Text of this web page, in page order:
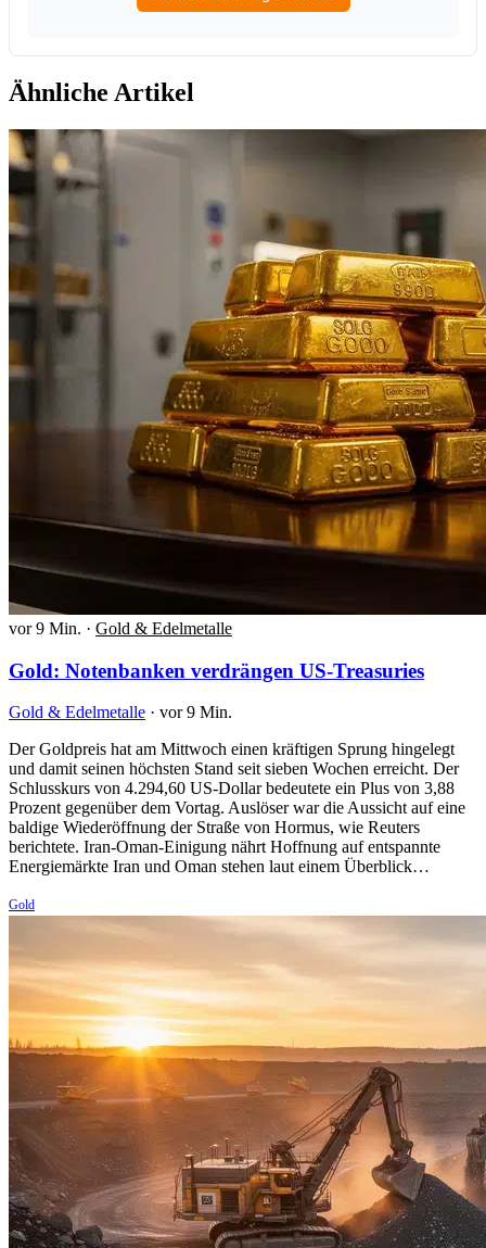
Ähnliche Artikel
vor 9 Min. · Gold & Edelmetalle
Gold: Notenbanken verdrängen US-Treasuries
Gold & Edelmetalle · vor 9 Min.
Der Goldpreis hat am Mittwoch einen kräftigen Sprung hingelegt
und damit seinen höchsten Stand seit sieben Wochen erreicht. Der
Schlusskurs von 4.294,60 US-Dollar bedeutete ein Plus von 3,88
Prozent gegenüber dem Vortag. Auslöser war die Aussicht auf eine
baldige Wiederöffnung der Straße von Hormus, wie Reuters
berichtete. Iran-Oman-Einigung nährt Hoffnung auf entspannte
Energiemärkte Iran und Oman stehen laut einem Überblick…
Gold